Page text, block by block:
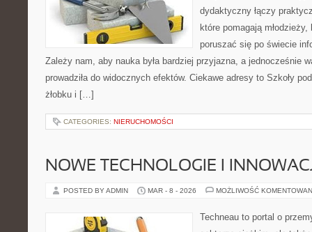
dydaktyczny łączy
które pomagają
poruszać się po świecie
Zależy nam, aby nauka była bardziej przyjazna, a jednocześnie
prowadziła do widocznych efektów. Ciekawe adresy to Szkoły
żłobku i […]
CATEGORIES: NIERUCHOMOŚCI
NOWE TECHNOLOGIE I
POSTED BY ADMIN MAR - 8 - 2026 MOŻLIWOŚĆ
Techneau to portal o